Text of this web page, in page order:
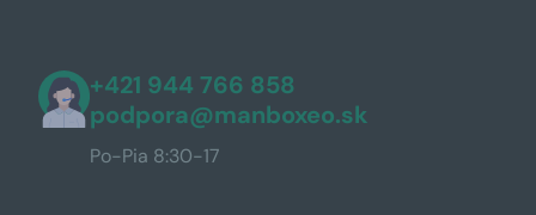
+421 944 766 858
podpora@manboxeo.sk
Po-Pia 8:30-17